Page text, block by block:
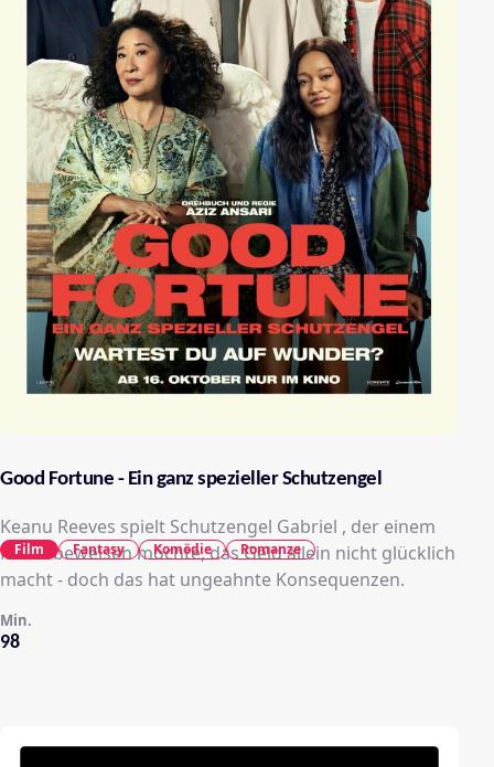
Good Fortune - Ein ganz spezieller Schutzengel
Keanu Reeves spielt Schutzengel Gabriel , der einem
Mann beweisen möchte, das Geld allein nicht glücklich
macht - doch das hat ungeahnte Konsequenzen.
98
Min.
Film Fantasy Komödie Romanze